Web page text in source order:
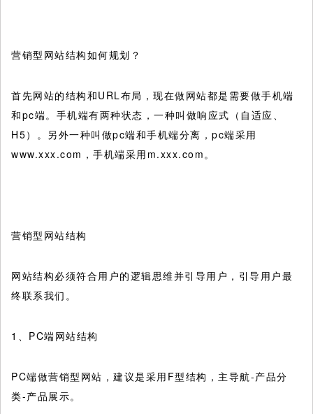
营销型网站结构如何规划？
首先网站的结构和URL布局，现在做网站都是需要做手机端
和pc端。手机端有两种状态，一种叫做响应式（自适应、
H5）。另外一种叫做pc端和手机端分离，pc端采用
www.xxx.com，手机端采用m.xxx.com。
营销型网站结构
网站结构必须符合用户的逻辑思维并引导用户，引导用户最
终联系我们。
1、PC端网站结构
PC端做营销型网站，建议是采用F型结构，主导航-产品分
类-产品展示。